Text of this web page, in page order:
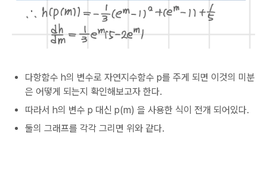
다항함수 h의 변수로 자연지수함수 p를 주게 되면 이것의 미분
은 어떻게 되는지 확인해보고자 한다.
따라서 h의 변수 p 대신 p(m) 을 사용한 식이 전개 되어있다.
둘의 그래프를 각각 그리면 위와 같다.